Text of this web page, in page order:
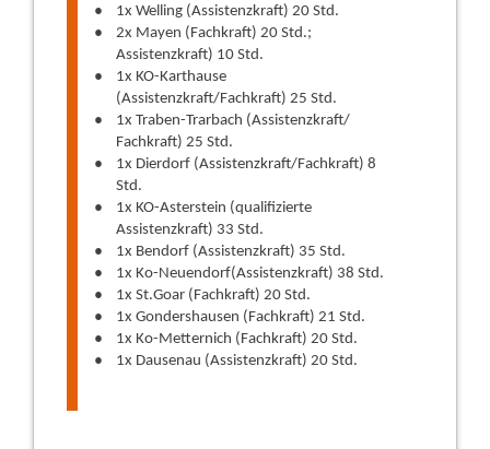
1x Welling (Assistenzkraft) 20 Std.
2x Mayen (Fachkraft) 20 Std.;
Assistenzkraft) 10 Std.
1x KO-Karthause
(Assistenzkraft/Fachkraft) 25 Std.
1x Traben-Trarbach (Assistenzkraft/
Fachkraft) 25 Std.
1x Dierdorf (Assistenzkraft/Fachkraft) 8
Std.
1x KO-Asterstein (qualifizierte
Assistenzkraft) 33 Std.
1x Bendorf (Assistenzkraft) 35 Std.
1x Ko-Neuendorf(Assistenzkraft) 38 Std.
1x St.Goar (Fachkraft) 20 Std.
1x Gondershausen (Fachkraft) 21 Std.
1x Ko-Metternich (Fachkraft) 20 Std.
1x Dausenau (Assistenzkraft) 20 Std.